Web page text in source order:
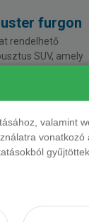
valamint
furgon
rendelhető
SUV, amely
ideális
akár városban,